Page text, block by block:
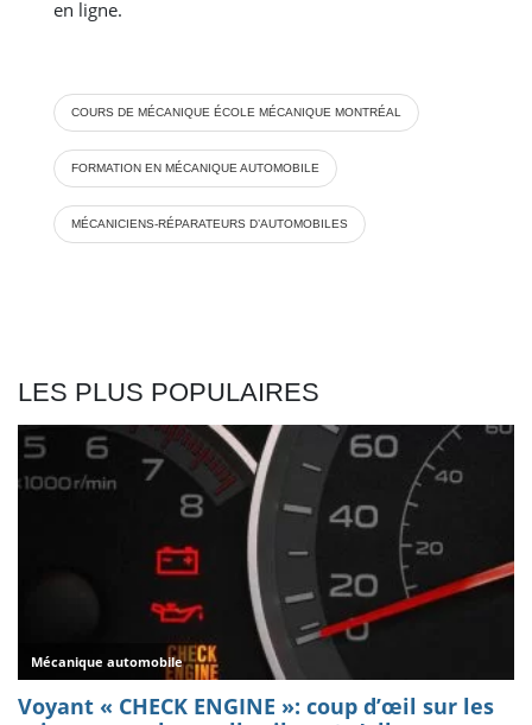
en ligne.
COURS DE MÉCANIQUE ÉCOLE MÉCANIQUE MONTRÉAL
FORMATION EN MÉCANIQUE AUTOMOBILE
MÉCANICIENS-RÉPARATEURS D’AUTOMOBILES
LES PLUS POPULAIRES